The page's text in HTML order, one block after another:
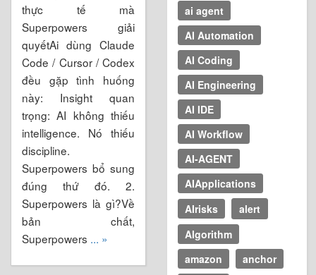
thực tế mà
Superpowers giải
quyếtAi dùng Claude
Code / Cursor / Codex
đều gặp tình huống
này: Insight quan
trọng: AI không thiếu
intelligence. Nó thiếu
discipline.
Superpowers bổ sung
đúng thứ đó. 2.
Superpowers là gì?Về
bản chất,
Superpowers ... »
ai agent
AI Automation
AI Coding
AI Engineering
AI IDE
AI Workflow
AI-AGENT
AIApplications
AIrisks
alert
Algorithm
amazon
anchor